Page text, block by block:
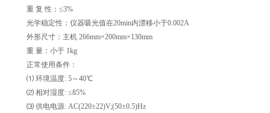
重 复 性：≤3%
光学稳定性：仪器吸光值在20min内漂移小于0.002A
外形尺寸：主机 266mm×200mm×130mm
重 量：小于 1kg
正常使用条件：
⑴ 环境温度: 5～40℃
⑵ 相对湿度: ≤85%
⑶ 供电电源: AC(220±22)V;(50±0.5)Hz